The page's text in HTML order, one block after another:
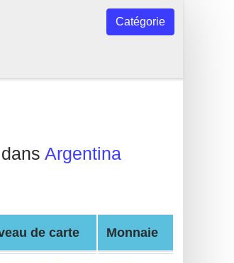
Catégorie
dans Argentina
de carte Monnaie